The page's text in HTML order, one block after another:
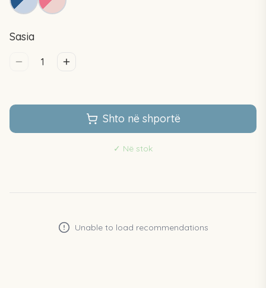
Sasia
1
Shto në shportë
✓ Në stok
Unable to load recommendations